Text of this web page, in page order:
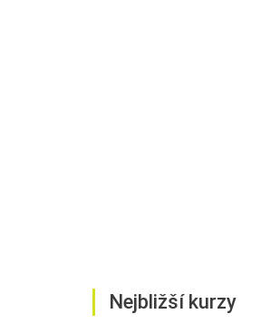
Nejbližší kurzy